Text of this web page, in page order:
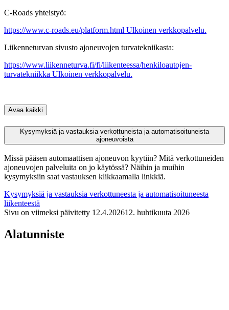
C-Roads yhteistyö:
https://www.c-roads.eu/platform.html Ulkoinen verkkopalvelu.
Liikenneturvan sivusto ajoneuvojen turvatekniikasta:
https://www.liikenneturva.fi/fi/liikenteessa/henkiloautojen-
turvatekniikka Ulkoinen verkkopalvelu.
Avaa kaikki
Kysymyksiä ja vastauksia verkottuneista ja automatisoituneista
ajoneuvoista
Missä pääsen automaattisen ajoneuvon kyytiin? Mitä verkottuneiden
ajoneuvojen palveluita on jo käytössä? Näihin ja muihin
kysymyksiin saat vastauksen klikkaamalla linkkiä.
Kysymyksiä ja vastauksia verkottuneesta ja automatisoituneesta
liikenteestä
Sivu on viimeksi päivitetty 12.4.202612. huhtikuuta 2026
Alatunniste